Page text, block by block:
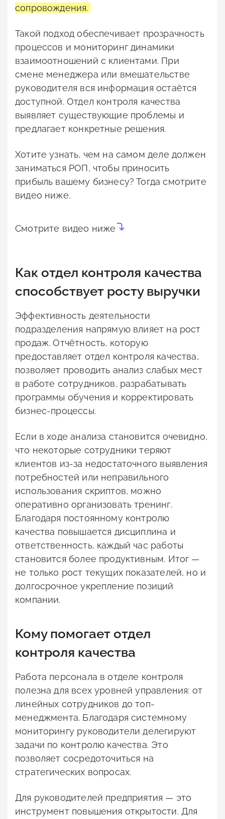
сопровождения.
Такой подход обеспечивает прозрачность
процессов и мониторинг динамики
взаимоотношений с клиентами. При
смене менеджера или вмешательстве
руководителя вся информация остаётся
доступной. Отдел контроля качества
выявляет существующие проблемы и
предлагает конкретные решения.
Хотите узнать, чем на самом деле должен
заниматься РОП, чтобы приносить
прибыль вашему бизнесу? Тогда смотрите
видео ниже.
Смотрите видео ниже
Как отдел контроля качества
способствует росту выручки
Эффективность деятельности
подразделения напрямую влияет на рост
продаж. Отчётность, которую
предоставляет отдел контроля качества,
позволяет проводить анализ слабых мест
в работе сотрудников, разрабатывать
программы обучения и корректировать
бизнес-процессы.
Если в ходе анализа становится очевидно,
что некоторые сотрудники теряют
клиентов из-за недостаточного выявления
потребностей или неправильного
использования скриптов, можно
оперативно организовать тренинг.
Благодаря постоянному контролю
качества повышается дисциплина и
ответственность, каждый час работы
становится более продуктивным. Итог —
не только рост текущих показателей, но и
долгосрочное укрепление позиций
компании.
Кому помогает отдел
контроля качества
Работа персонала в отделе контроля
полезна для всех уровней управления: от
линейных сотрудников до топ-
менеджмента. Благодаря системному
мониторингу руководители делегируют
задачи по контролю качества. Это
позволяет сосредоточиться на
стратегических вопросах.
Для руководителей предприятия — это
инструмент повышения открытости. Для